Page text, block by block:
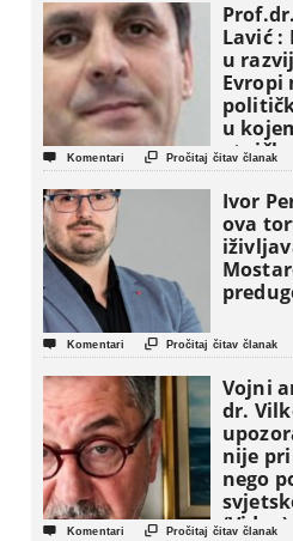
Lavić :
u
Evropi
u
etničke
 Komentari  Pročitaj čitav članak
Ivor
ova
 Komentari  Pročitaj čitav članak
Vojni
dr.
nije
nego
(Video)
 Komentari  Pročitaj čitav članak